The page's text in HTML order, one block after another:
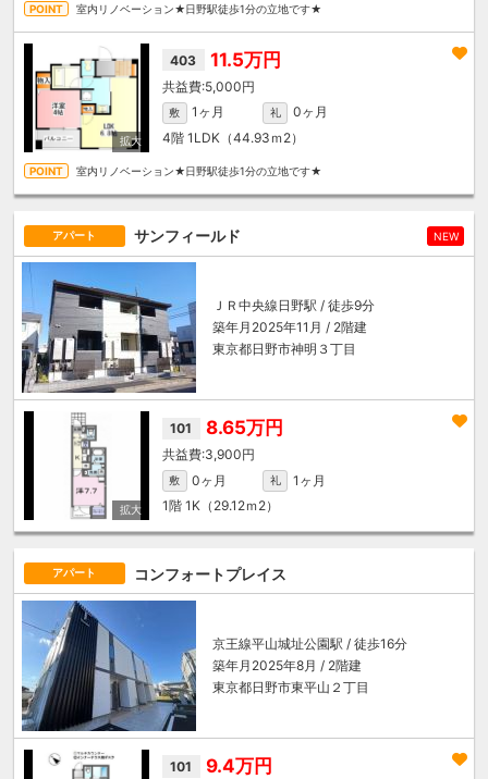
室内リノベーション★日野駅徒歩1分の立地です★
403 11.5万円
5,000円
敷 1ヶ月 礼
0ヶ月
4階 1LDK（44.93ｍ 2）
室内リノベーション★日野駅徒歩1分の立地です★
アパート サンフィールド NEW
ＪＲ中央線 日野駅 / 徒歩9分
築年月2025年11月 / 2階建
東京都日野市神明３丁目
101 8.65万円
3,900円
敷 0ヶ月 礼
1ヶ月
1階 1K（29.12ｍ 2）
アパート コンフォートプレイス
京王線平山城址公園駅 / 徒歩16分
築年月2025年8月 / 2階建
東京都日野市東平山２丁目
101 9.4万円